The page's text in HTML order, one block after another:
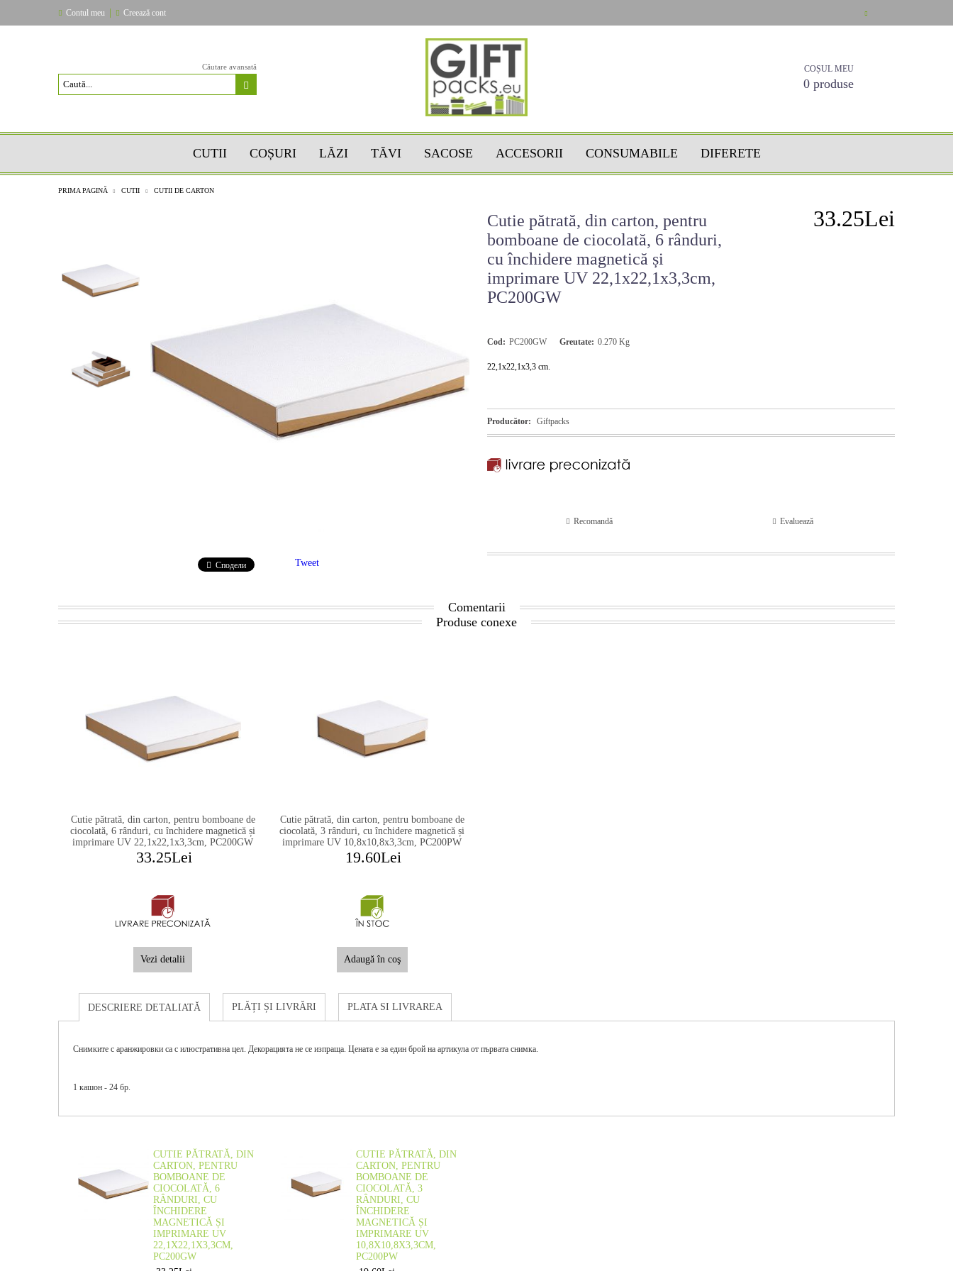
Contul meu Creează cont
Căutare avansată COȘUL MEU
0 produse
CUTII COȘURI LĂZI TĂVI SACOSE ACCESORII CONSUMABILE DIFERETE
PRIMA PAGINĂ CUTII CUTII DE CARTON
Cutie pătrată, din carton, pentru
bomboane de ciocolată, 6 rânduri,
cu închidere magnetică și
imprimare UV 22,1x22,1x3,3cm,
PC200GW
33.25Lei
Cod: PC200GW Greutate: 0.270 Kg
22,1x22,1x3,3 cm.
Producător: Giftpacks
Recomandă Evaluează
Сподели Tweet
Comentarii
Produse conexe
Cutie pătrată, din carton, pentru bomboane de
ciocolată, 6 rânduri, cu închidere magnetică și
imprimare UV 22,1x22,1x3,3cm, PC200GW
33.25Lei
Vezi detalii
Cutie pătrată, din carton, pentru bomboane de
ciocolată, 3 rânduri, cu închidere magnetică și
imprimare UV 10,8x10,8x3,3cm, PC200PW
19.60Lei
DESCRIERE DETALIATĂ PLĂȚI ȘI LIVRĂRI PLATA SI LIVRAREA
Снимките с аранжировки са с илюстративна цел. Декорацията не се изпраща. Цената е за един брой на артикула от първата снимка.
1 кашон - 24 бр.
CUTIE PĂTRATĂ, DIN
CARTON, PENTRU
BOMBOANE DE
CIOCOLATĂ, 6
RÂNDURI, CU
ÎNCHIDERE
MAGNETICĂ ȘI
IMPRIMARE UV
22,1X22,1X3,3CM,
PC200GW
CUTIE PĂTRATĂ, DIN
CARTON, PENTRU
BOMBOANE DE
CIOCOLATĂ, 3
RÂNDURI, CU
ÎNCHIDERE
MAGNETICĂ ȘI
IMPRIMARE UV
10,8X10,8X3,3CM,
PC200PW